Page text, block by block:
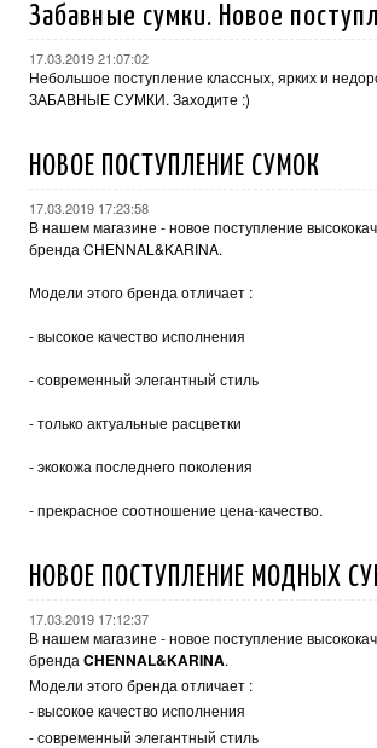
Забавные сумки. Новое
17.03.2019 21:07:02
Небольшое поступление классных, ярких и
ЗАБАВНЫЕ СУМКИ. Заходите :)
НОВОЕ ПОСТУПЛЕНИЕ СУМОК
17.03.2019 17:23:58
В нашем магазине - новое поступление
бренда CHENNAL&KARINA.
Модели этого бренда отличает :
- высокое качество исполнения
- современный элегантный стиль
- только актуальные расцветки
- экокожа последнего поколения
- прекрасное соотношение цена-качество.
НОВОЕ ПОСТУПЛЕНИЕ МОДНЫХ
17.03.2019 17:12:37
В нашем магазине - новое поступление
бренда CHENNAL&KARINA.
Модели этого бренда отличает :
- высокое качество исполнения
- современный элегантный стиль